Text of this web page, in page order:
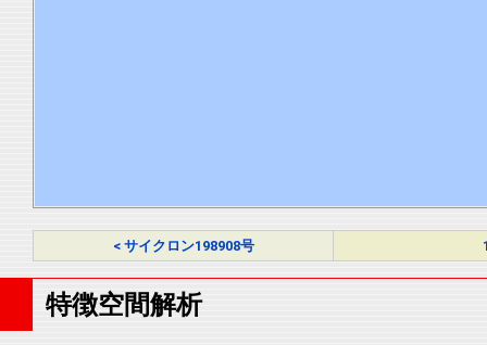
< サイクロン198908号
特徴空間解析